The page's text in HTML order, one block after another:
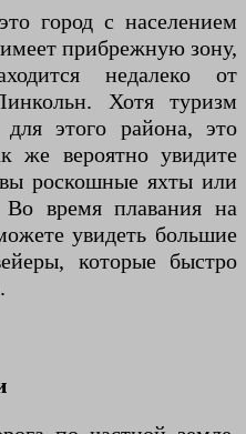
город с населением
прибрежную зону,
недалеко от
Хотя туризм
этого района, это
же вероятно увидите
роскошные яхты или
Во время плавания на
увидеть большие
которые быстро